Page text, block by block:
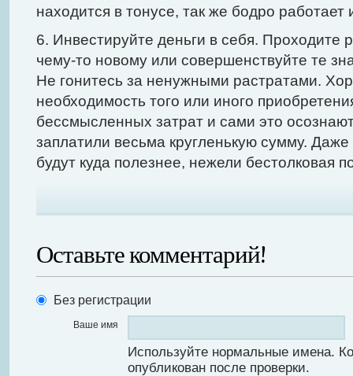
находится в тонусе, так же бодро работает
6. Инвестируйте деньги в себя. Проходите
чему-то новому или совершенствуйте те
Не гонитесь за ненужными растратами.
необходимость того или иного
бессмысленных затрат и сами это осознают
заплатили весьма кругленькую сумму.
будут куда полезнее, нежели бестолковая
Оставьте комментарий!
Без регистрации
Ваше имя
Используйте нормальные имена.
опубликован после проверки.